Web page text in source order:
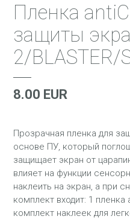
Пленка
защиты
2/BLASTER/
8.00 EUR
Прозрачная пленка для
основе ПУ, который
защищает экран от
влияет на функции
наклеить на экран, а при
комплект входит: 1 пленка
комплект наклеек для